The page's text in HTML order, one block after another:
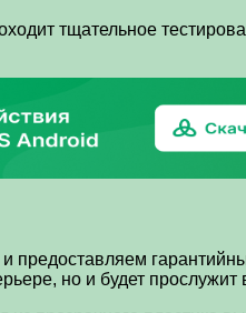
тщательное
но и будет